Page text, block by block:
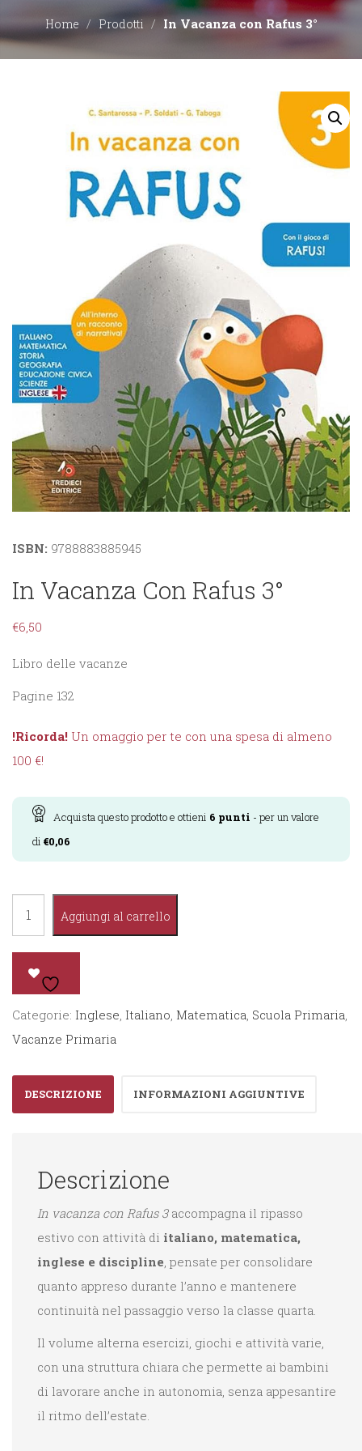
EDITORI
LIBRERIE
Home Prodotti In Vacanza con Rafus 3°
ISBN: 9788883885945
In Vacanza Con Rafus 3°
€6,50
Libro delle vacanze
Pagine 132
!Ricorda! Un omaggio per te con una spesa di almeno
100 €!
Acquista questo prodotto e ottieni 6 punti - per un valore
di €0,06
con
Rafus
quantità
Aggiungi al carrello
Categorie: Inglese Italiano Matematica Scuola Primaria
Vacanze Primaria
DESCRIZIONE INFORMAZIONI AGGIUNTIVE
Descrizione
In vacanza con Rafus 3accompagna il ripasso
estivo con attività di italiano, matematica,
inglese e discipline , pensate per consolidare
quanto appreso durante l’anno e mantenere
continuità nel passaggio verso la classe quarta.
Il volume alterna esercizi, giochi e attività varie,
con una struttura chiara che permette ai bambini
di lavorare anche in autonomia, senza appesantire
il ritmo dell’estate.